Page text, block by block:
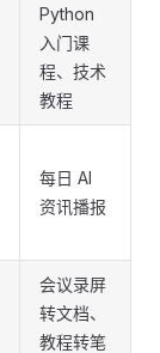
Python
入门课
程、技术
教程
每日 AI
资讯播报
会议录屏
转文档、
教程转笔